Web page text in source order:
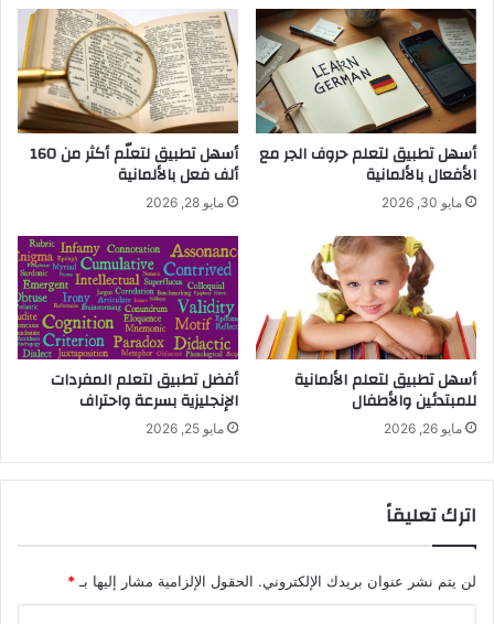
أسهل تطبيق لتعلم حروف الجر مع
الأفعال بالألمانية
مايو 30, 2026
أسهل تطبيق لتعلّم أكثر من 160
ألف فعل بالألمانية
مايو 28, 2026
أسهل تطبيق لتعلم الألمانية
للمبتدئين والأطفال
مايو 26, 2026
أفضل تطبيق لتعلم المفردات
الإنجليزية بسرعة واحتراف
مايو 25, 2026
اترك تعليقاً
لن يتم نشر عنوان بريدك الإلكتروني. الحقول الإلزامية مشار إليها بـ*